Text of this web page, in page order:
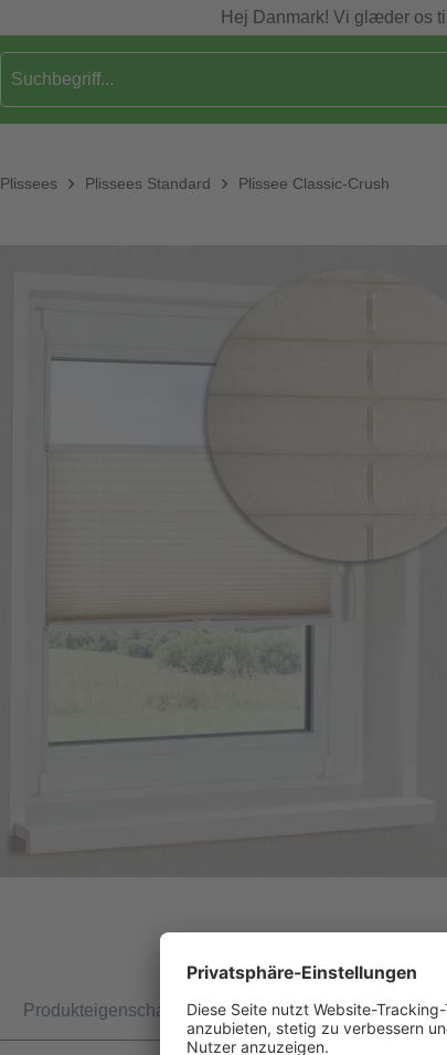
Hej Danmark! Vi glæder os
Plissees Plissees Standard Plissee Classic-Crush
Produkteigenschaften